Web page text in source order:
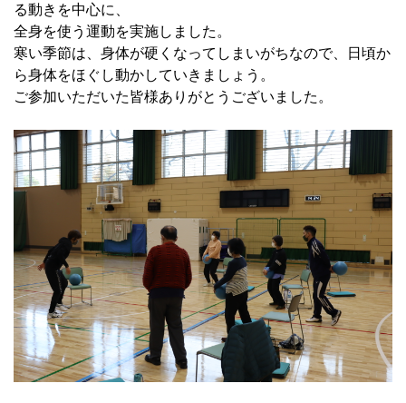
る動きを中心に、
全身を使う運動を実施しました。
寒い季節は、身体が硬くなってしまいがちなので、日頃か
ら身体をほぐし動かしていきましょう。
ご参加いただいた皆様ありがとうございました。